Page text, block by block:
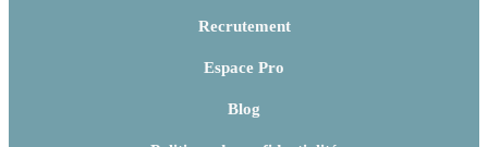
Recrutement
Espace Pro
Blog